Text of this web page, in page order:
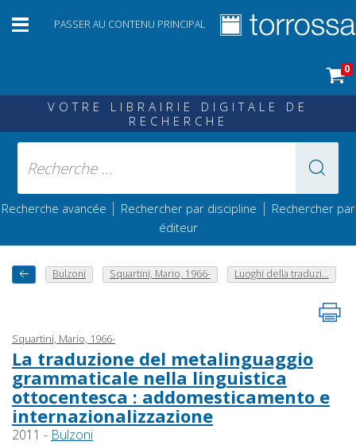
PASSER AU CONTENU PRINCIPAL
0
VOTRE LIBRAIRIE DIGITALE DE
RECHERCHE
Recherche avancée | Rechercher par discipline | Rechercher par
éditeur
Bulzoni Squartini, Mario, 1966- Luoghi della traduzi...
Squartini, Mario, 1966-
La traduzione del metalinguaggio
grammaticale nella linguistica
ottocentesca : addomesticamento e
internazionalizzazione
2011 - Bulzoni